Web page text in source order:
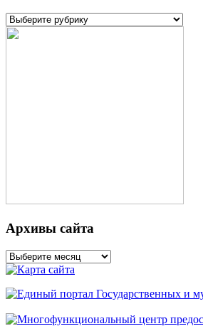
Рубрики
Архивы сайта
Архивы
сайта